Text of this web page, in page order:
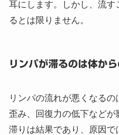
耳にします。しかし、流す
るとは限りません。
リンパが滞るのは体か
リンパの流れが悪くなる
歪み、回復力の低下などが
滞りは結果であり、原因で